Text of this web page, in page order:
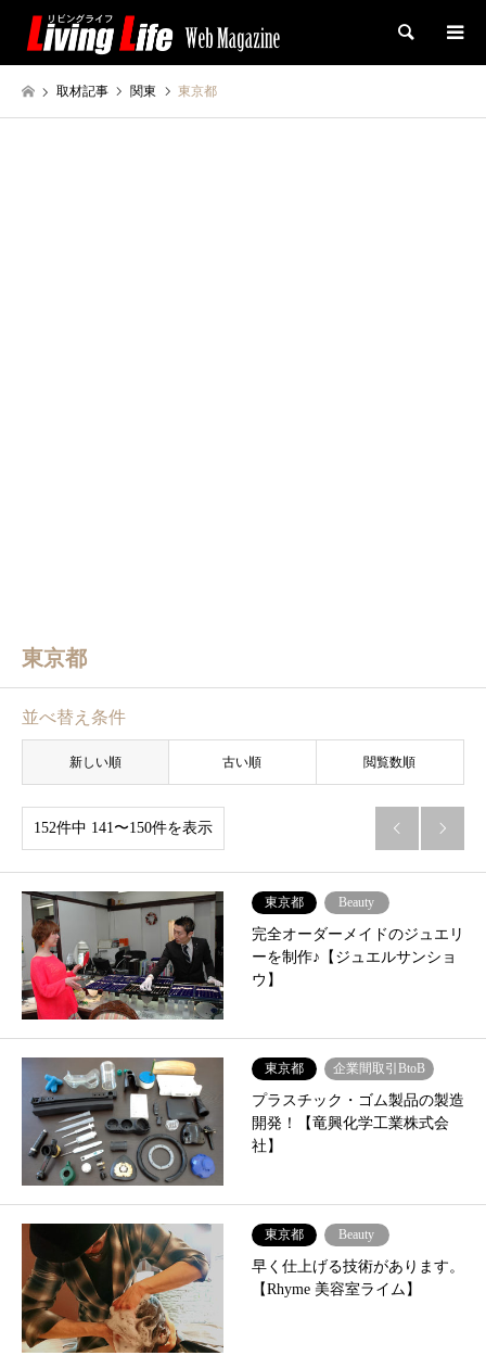
検索
取材記事 関東 東京都
東京都
並べ替え条件
新しい順 古い順 閲覧数順
152件中 141〜150件を表示  
東京都 Beauty
完全オーダーメイドのジュエリ
ーを制作♪【ジュエルサンショ
ウ】
東京都 企業間取引BtoB
プラスチック・ゴム製品の製造
開発！【竜興化学工業株式会
社】
東京都 Beauty
早く仕上げる技術があります。
【Rhyme 美容室ライム】